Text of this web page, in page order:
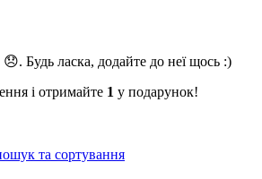
Будь ласка, додайте до неї щось :)
і отримайте 1 у подарунок!
та сортування